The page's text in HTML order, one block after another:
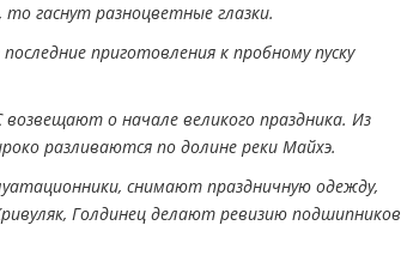
гаснут разноцветные глазки.
приготовления к пробному пуску
о начале великого праздника. Из
разливаются по долине реки Майхэ.
снимают праздничную одежду,
Голдинец делают ревизию подшипников